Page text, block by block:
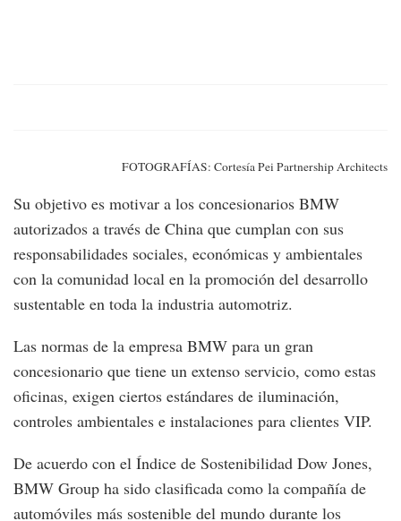
FOTOGRAFÍAS: Cortesía Pei Partnership Architects
Su objetivo es motivar a los concesionarios BMW
autorizados a través de China que cumplan con sus
responsabilidades sociales, económicas y ambientales
con la comunidad local en la promoción del desarrollo
sustentable en toda la industria automotriz.
Las normas de la empresa BMW para un gran
concesionario que tiene un extenso servicio, como estas
oficinas, exigen ciertos estándares de iluminación,
controles ambientales e instalaciones para clientes VIP.
De acuerdo con el Índice de Sostenibilidad Dow Jones,
BMW Group ha sido clasificada como la compañía de
automóviles más sostenible del mundo durante los